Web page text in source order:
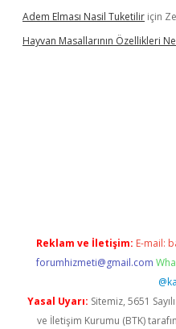
Adem Elması Nasil Tuketilir için
Hayvan Masallarının Özellikleri
Reklam ve İletişim: E-mail:
forumhizmeti@gmail.com
Yasal Uyarı: Sitemiz, 5651
ve İletişim Kurumu (BTK)